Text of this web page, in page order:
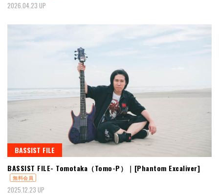
2026.04.23 UP
BASSIST FILE
BASSIST FILE- Tomotaka（Tomo-P）｜[Phantom Excaliver]
無料会員
2025.12.23 UP